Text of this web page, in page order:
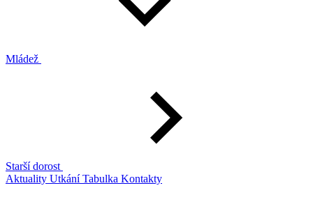
Mládež
Starší dorost
Aktuality UtkáníTabulka Kontakty